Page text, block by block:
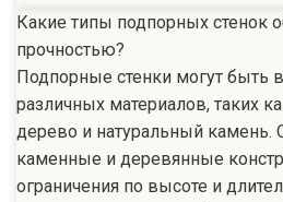
Какие типы подпорных стенок
прочностью?
Подпорные стенки могут быть
различных материалов, таких
дерево и натуральный камень.
каменные и деревянные
ограничения по высоте и